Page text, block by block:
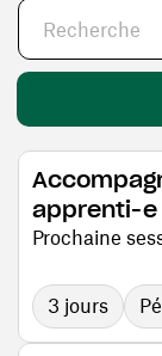
apprenti-e
Prochaine
3 jours